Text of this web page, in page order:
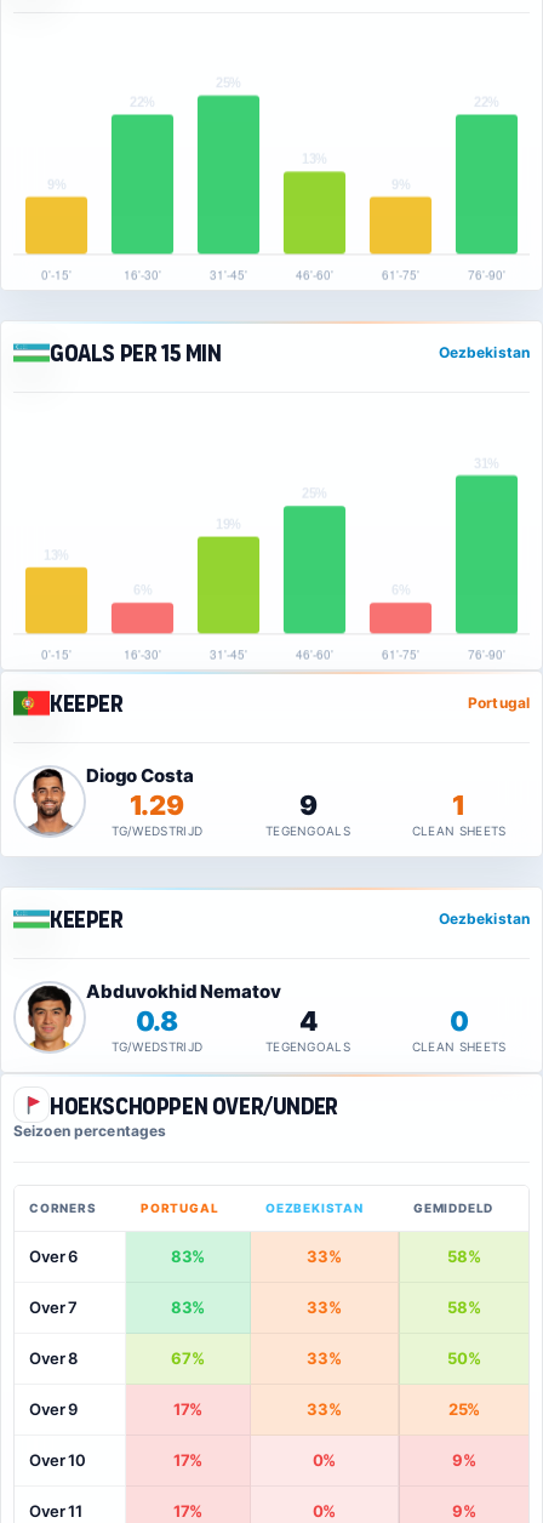
Goals per 15 min Oezbekistan
Keeper Portugal
Diogo Costa
1.29
TG/WEDSTRIJD
9
TEGENGOALS
1
CLEAN SHEETS
Keeper Oezbekistan
Abduvokhid Nematov
0.8
TG/WEDSTRIJD
4
TEGENGOALS
0
CLEAN SHEETS
Hoekschoppen Over/Under
Seizoen percentages
CORNERS PORTUGAL OEZBEKISTAN GEMIDDELD
Over 6 83% 33% 58%
Over 7 83% 33% 58%
Over 8 67% 33% 50%
Over 9 17% 33% 25%
Over 10 17% 0% 9%
Over 11 17% 0% 9%